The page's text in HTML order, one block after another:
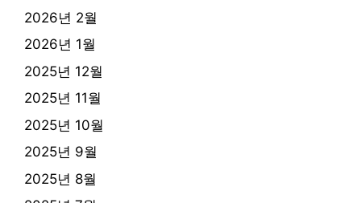
2026년 2월
2026년 1월
2025년 12월
2025년 11월
2025년 10월
2025년 9월
2025년 8월